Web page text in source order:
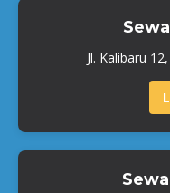
Jl. Kalibaru